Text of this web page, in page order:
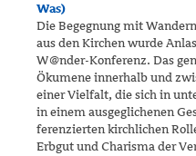
Was)
Die Begegnung mit
aus den Kir­chen wurde
W@nder-Konferenz. Das
Ökumene innerhalb und
einer Vielfalt, die sich in
in einem ausgeglichenen
fe­­renzierten kirchlichen
Erbgut und Charisma der